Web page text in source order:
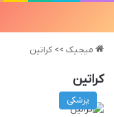
میجیک >> کراتین
کراتین
پزشکی